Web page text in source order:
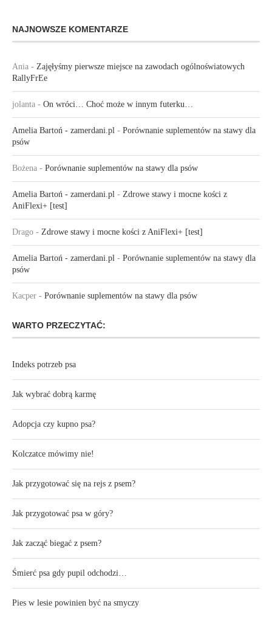
NAJNOWSZE KOMENTARZE
Ania - Zajęłyśmy pierwsze miejsce na zawodach ogólnoświatowych
RallyFrEe
jolanta - On wróci… Choć może w innym futerku…
Amelia Bartoń - zamerdani.pl - Porównanie suplementów na stawy dla
psów
Bożena - Porównanie suplementów na stawy dla psów
Amelia Bartoń - zamerdani.pl - Zdrowe stawy i mocne kości z
AniFlexi+ [test]
Drago - Zdrowe stawy i mocne kości z AniFlexi+ [test]
Amelia Bartoń - zamerdani.pl - Porównanie suplementów na stawy dla
psów
Kacper - Porównanie suplementów na stawy dla psów
WARTO PRZECZYTAĆ:
Indeks potrzeb psa
Jak wybrać dobrą karmę
Adopcja czy kupno psa?
Kolczatce mówimy nie!
Jak przygotować się na rejs z psem?
Jak przygotować psa w góry?
Jak zacząć biegać z psem?
Śmierć psa gdy pupil odchodzi…
Pies w lesie powinien być na smyczy